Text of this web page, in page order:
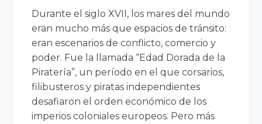
Durante el siglo XVII, los mares del mundo
eran mucho más que espacios de tránsito:
eran escenarios de conflicto, comercio y
poder. Fue la llamada “Edad Dorada de la
Piratería”, un período en el que corsarios,
filibusteros y piratas independientes
desafiaron el orden económico de los
imperios coloniales europeos. Pero más